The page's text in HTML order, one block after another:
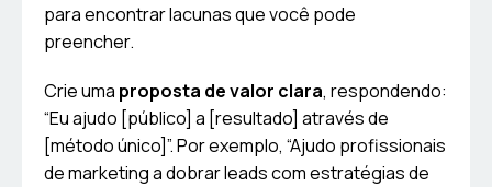
para encontrar lacunas que você pode
preencher.
Crie uma proposta de valor clara, respondendo:
“Eu ajudo [público] a [resultado] através de
[método único]”. Por exemplo, “Ajudo profissionais
de marketing a dobrar leads com estratégias de